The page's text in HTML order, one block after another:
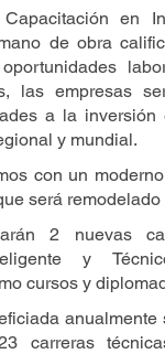
en
de obra
las empresas
a la inversión
y mundial.
con un
será remodelado
2 nuevas
y
cursos y
anualmente
carreras